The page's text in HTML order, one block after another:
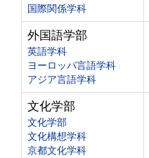
国際関係学科
外国語学部
英語学科
ヨーロッパ言語学科
アジア言語学科
文化学部
文化学部
文化構想学科
京都文化学科